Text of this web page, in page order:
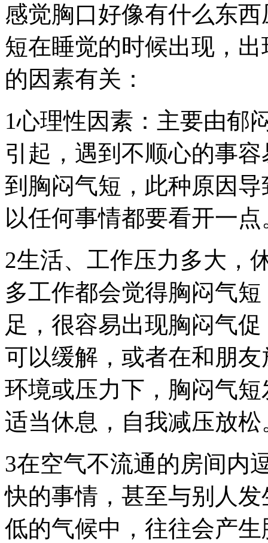
感觉胸口好像有什么东
短在睡觉的时候出现，
的因素有关：
1心理性因素：主要由郁
引起，遇到不顺心的事
到胸闷气短，此种原因
以任何事情都要看开一点
2生活、工作压力多大，
多工作都会觉得胸闷气
足，很容易出现胸闷气
可以缓解，或者在和朋
环境或压力下，胸闷气
适当休息，自我减压放松
3在空气不流通的房间内
快的事情，甚至与别人
低的气候中，往往会产